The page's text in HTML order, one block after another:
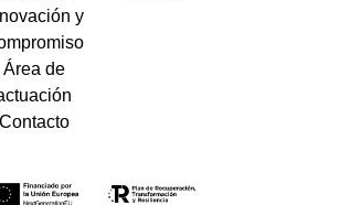
y
Área de
Contacto